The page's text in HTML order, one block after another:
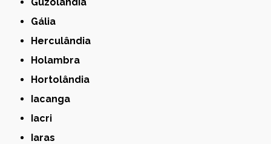
Gália
Herculândia
Holambra
Hortolândia
Iacanga
Iacri
Iaras